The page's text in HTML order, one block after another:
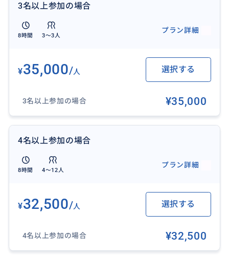
【注意事項】
※申し込み前に必ず希望日のサービスが開いているか
確認をお願いします。
※現地でかかる費用は基本的に実費になります。
おすすめ
3名以上参加の場合
8時間 3〜3人
プラン詳細
¥35,000/人 選択する
3名以上参加の場合 ¥35,000
4名以上参加の場合
8時間 4〜12人
プラン詳細
¥32,500/人 選択する
4名以上参加の場合 ¥32,500